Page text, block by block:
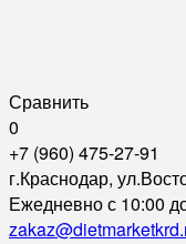
Сравнить
0
+7 (960) 475-27-91
г.Краснодар,
Ежедневно с 10:00